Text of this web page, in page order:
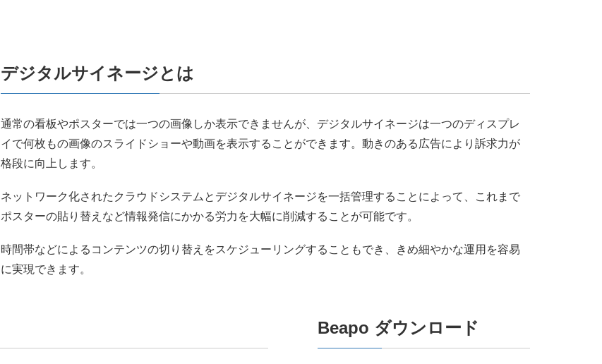
デジタルサイネージとは
通常の看板やポスターでは一つの画像しか表示できませんが、デジタルサイネージは一つのディスプレ
イで何枚もの画像のスライドショーや動画を表示することができます。動きのある広告により訴求力が
格段に向上します。
ネットワーク化されたクラウドシステムとデジタルサイネージを一括管理することによって、これまで
ポスターの貼り替えなど情報発信にかかる労力を大幅に削減することが可能です。
時間帯などによるコンテンツの切り替えをスケジューリングすることもでき、きめ細やかな運用を容易
に実現できます。
Beapo ダウンロード